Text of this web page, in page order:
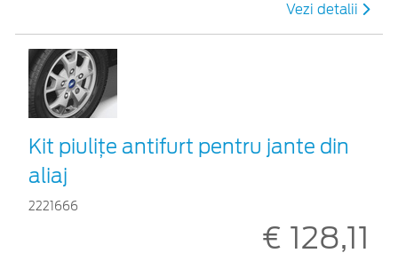
Vezi detalii
Kit piuliţe antifurt pentru jante din
aliaj
2221666
€ 128,11